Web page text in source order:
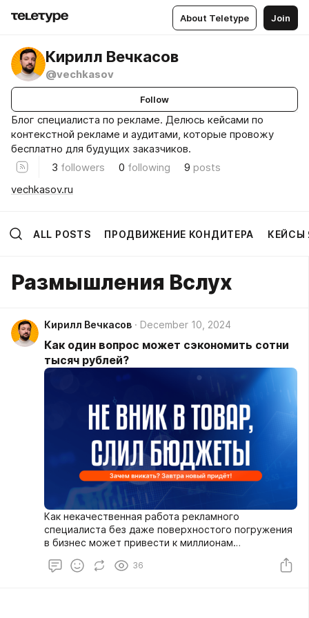
About Teletype Join
Кирилл Вечкасов
@vechkasov
Follow
Блог специалиста по рекламе. Делюсь кейсами по
контекстной рекламе и аудитами, которые провожу
бесплатно для будущих заказчиков.
3 followers 0 following 9 posts
vechkasov.ru
ALL POSTS ПРОДВИЖЕНИЕ КОНДИТЕРА КЕЙСЫ
Размышления Вслух
Кирилл Вечкасов December 10, 2024
Как один вопрос может сэкономить сотни
тысяч рублей?
Как некачественная работа рекламного
специалиста без даже поверхностого погружения
в бизнес может привести к миллионам
потраченных рублей...
36